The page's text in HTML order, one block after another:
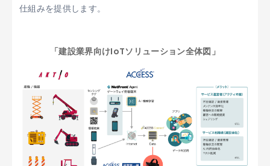
仕組みを提供します。
「建設業界向けIoTソリューション全体図」